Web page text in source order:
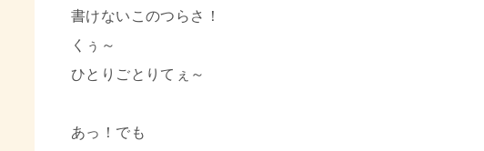
書けないこのつらさ！
くぅ～
ひとりごとりてぇ～
あっ！でも